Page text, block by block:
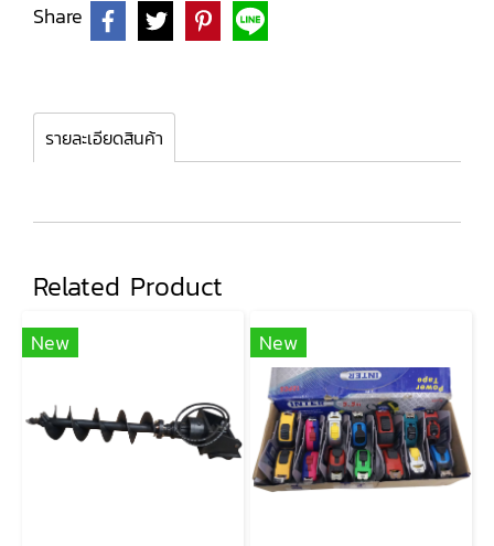
Share
รายละเอียดสินค้า
Related Product
New New